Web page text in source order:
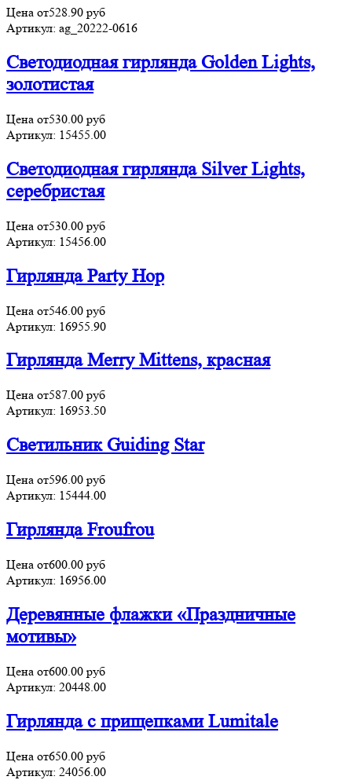
Цена от528.90 руб
Артикул: ag_20222-0616
Светодиодная гирлянда Golden Lights,
золотистая
Цена от530.00 руб
Артикул: 15455.00
Светодиодная гирлянда Silver Lights,
серебристая
Цена от530.00 руб
Артикул: 15456.00
Гирлянда Party Hop
Цена от546.00 руб
Артикул: 16955.90
Гирлянда Merry Mittens, красная
Цена от587.00 руб
Артикул: 16953.50
Светильник Guiding Star
Цена от596.00 руб
Артикул: 15444.00
Гирлянда Froufrou
Цена от600.00 руб
Артикул: 16956.00
Деревянные флажки «Праздничные
мотивы»
Цена от600.00 руб
Артикул: 20448.00
Гирлянда с прищепками Lumitale
Цена от650.00 руб
Артикул: 24056.00